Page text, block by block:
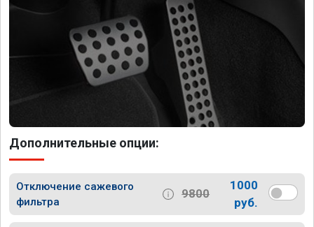
Дополнительные опции:
Отключение сажевого
фильтра
9800
1000
руб.